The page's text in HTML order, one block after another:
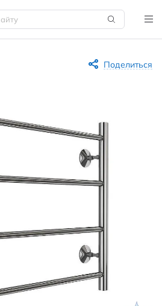
Поделиться